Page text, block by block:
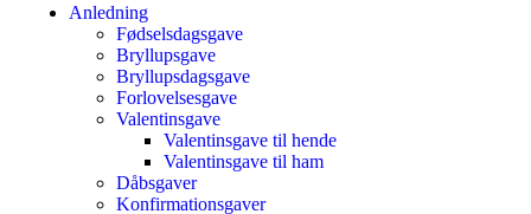
Anledning
Fødselsdagsgave
Bryllupsgave
Bryllupsdagsgave
Forlovelsesgave
Valentinsgave
Valentinsgave til hende
Valentinsgave til ham
Dåbsgaver
Konfirmationsgaver